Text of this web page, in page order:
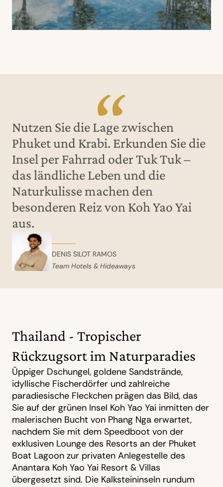
Nutzen Sie die Lage zwischen
Phuket und Krabi. Erkunden Sie die
Insel per Fahrrad oder Tuk Tuk –
das ländliche Leben und die
Naturkulisse machen den
besonderen Reiz von Koh Yao Yai
aus.
DENIS SILOT RAMOS
Team Hotels & Hideaways
Thailand - Tropischer
Rückzugsort im Naturparadies
Üppiger Dschungel, goldene Sandstrände,
idyllische Fischerdörfer und zahlreiche
paradiesische Fleckchen prägen das Bild, das
Sie auf der grünen Insel Koh Yao Yai inmitten der
malerischen Bucht von Phang Nga erwartet,
nachdem Sie mit dem Speedboot von der
exklusiven Lounge des Resorts an der Phuket
Boat Lagoon zur privaten Anlegestelle des
Anantara Koh Yao Yai Resort & Villas
übergesetzt sind. Die Kalksteininseln rundum